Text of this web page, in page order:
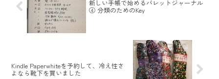
新しい手帳で始めるバレットジャーナル
④ 分類のためのKey
Kindle Paperwhiteを予約して、冷え性さ
よなら靴下を買いました